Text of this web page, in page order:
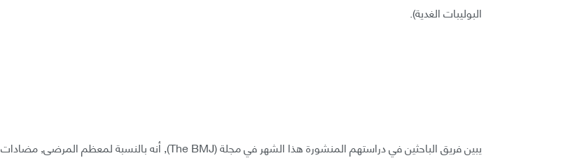
البوليبات الغدية).
يبين فريق الباحثين في دراستهم المنشورة هذا الشهر في مجلة (The BMJ), أنه بالنسبة لمعظم المرضى, مضادات